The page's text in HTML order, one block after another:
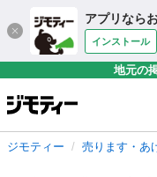
アプリなら
インストール
地元の
ジモティー 売ります・あ